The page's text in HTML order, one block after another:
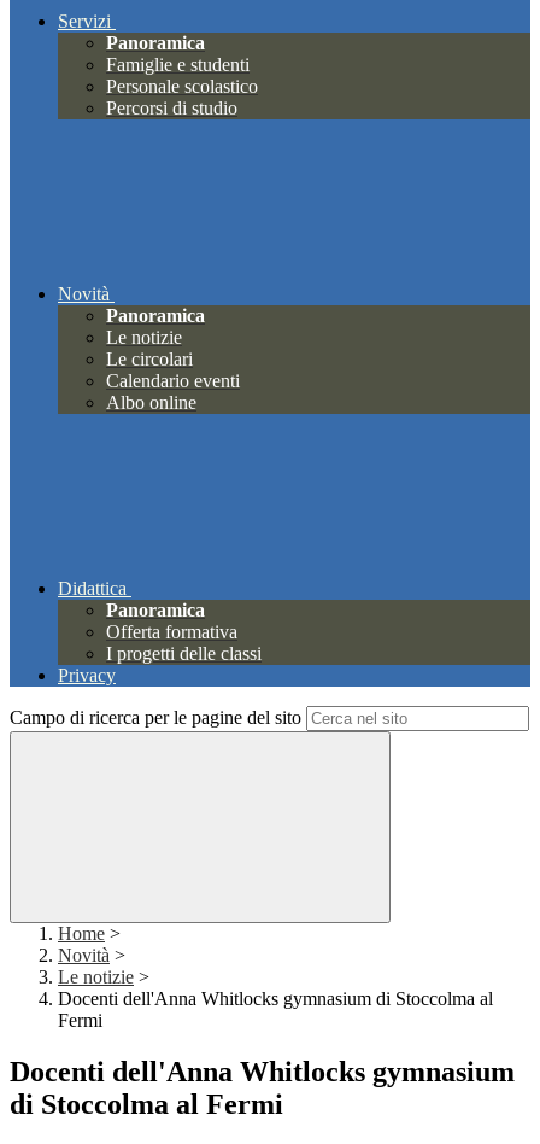
Servizi
Panoramica
Famiglie e studenti
Personale scolastico
Percorsi di studio
Novità
Panoramica
Le notizie
Le circolari
Calendario eventi
Albo online
Didattica
Panoramica
Offerta formativa
I progetti delle classi
Privacy
Campo di ricerca per le pagine del sito
Home >
Novità >
Le notizie >
Docenti dell'Anna Whitlocks gymnasium di Stoccolma al
Fermi
Docenti dell'Anna Whitlocks gymnasium
di Stoccolma al Fermi